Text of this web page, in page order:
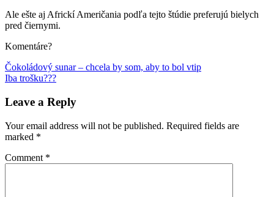
Ale ešte aj Africkí Američania podľa tejto štúdie preferujú bielych
pred čiernymi.
Komentáre?
Harvardproject
implicitrasizmus
Post
navigation
Previous
Post:
Čokoládový sunar – chcela by som, aby to bol vtip
Next
Iba trošku???
Leave a Reply
Your email address will not be published. Required fields are
marked *
Comment *